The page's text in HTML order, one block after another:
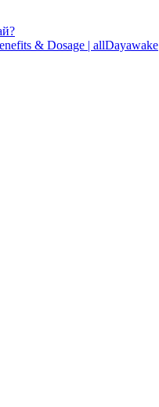
& Dosage | allDayawake